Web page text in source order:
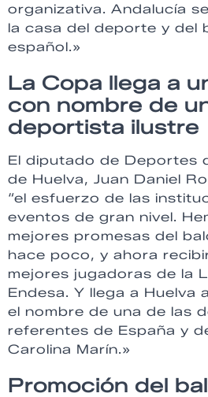
organizativa. Andalucía
la casa del deporte y del
español.»
La Copa llega a
con nombre de
deportista ilustre
El diputado de Deportes
de Huelva, Juan Daniel
“el esfuerzo de las
eventos de gran nivel.
mejores promesas del
hace poco, y ahora
mejores jugadoras de la
Endesa. Y llega a Huelva
el nombre de una de las
referentes de España y
Carolina Marín.»
Promoción del